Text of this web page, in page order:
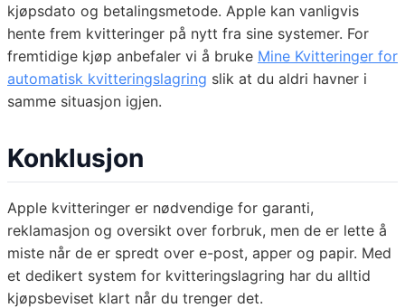
kjøpsdato og betalingsmetode. Apple kan vanligvis
hente frem kvitteringer på nytt fra sine systemer. For
fremtidige kjøp anbefaler vi å bruke Mine Kvitteringer for
automatisk kvitteringslagring slik at du aldri havner i
samme situasjon igjen.
Konklusjon
Apple kvitteringer er nødvendige for garanti,
reklamasjon og oversikt over forbruk, men de er lette å
miste når de er spredt over e-post, apper og papir. Med
et dedikert system for kvitteringslagring har du alltid
kjøpsbeviset klart når du trenger det.